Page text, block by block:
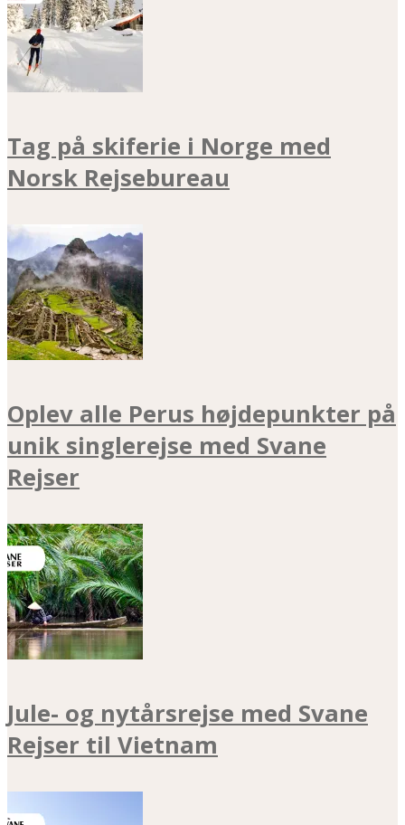
Tag på skiferie i Norge med
Norsk Rejsebureau
Oplev alle Perus højdepunkter på
unik singlerejse med Svane
Rejser
Jule- og nytårsrejse med Svane
Rejser til Vietnam